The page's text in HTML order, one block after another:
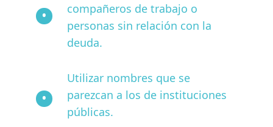
compañeros de trabajo o
personas sin relación con la
deuda.
Utilizar nombres que se
parezcan a los de instituciones
públicas.